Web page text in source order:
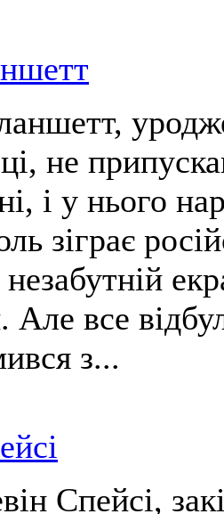
не
і у нього
зіграє
Але все
з...
Спейсі,